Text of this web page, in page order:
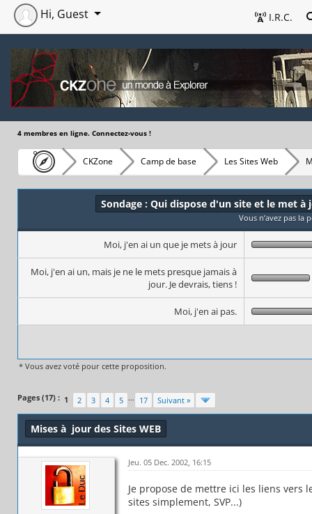
I.R.C.
Hi, Guest
4 membres en ligne. Connectez-vous !
CKZone Camp de base Les Sites Web
Sondage : Qui dispose d'un site et le met
Vous n’avez pas la
Moi, j'en ai un que je mets à jour
Moi, j'en ai un, mais je ne le mets presque jamais à
jour. Je devrais, tiens !
Moi, j'en ai pas.
* Vous avez voté pour cette proposition.
Pages (17) : 1 2 3 4 5 … 17 Suivant »
Mises à jour des Sites WEB
Jeu. 05 Dec. 2002, 16:15
Je propose de mettre ici les liens vers
sites simplement, SVP...)